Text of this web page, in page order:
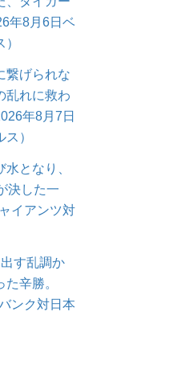
年8月6日ベ
繋げられな
乱れに救わ
年8月7日
）
となり、
決した一
イアンツ対
す乱調か
辛勝。
ンク対日本